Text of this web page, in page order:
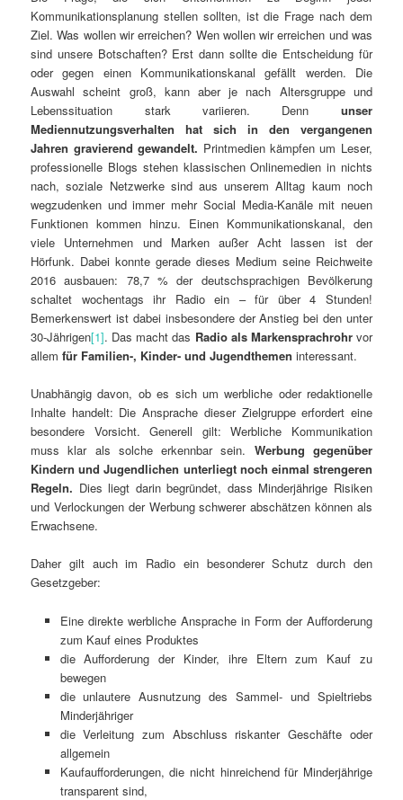
Kommunikationsplanung stellen sollten, ist die Frage nach dem
Ziel. Was wollen wir erreichen? Wen wollen wir erreichen und was
sind unsere Botschaften? Erst dann sollte die Entscheidung für
oder gegen einen Kommunikationskanal gefällt werden. Die
Auswahl scheint groß, kann aber je nach Altersgruppe und
Lebenssituation stark variieren. Denn unser
Mediennutzungsverhalten hat sich in den vergangenen
Jahren gravierend gewandelt. Printmedien kämpfen um Leser,
professionelle Blogs stehen klassischen Onlinemedien in nichts
nach, soziale Netzwerke sind aus unserem Alltag kaum noch
wegzudenken und immer mehr Social Media-Kanäle mit neuen
Funktionen kommen hinzu. Einen Kommunikationskanal, den
viele Unternehmen und Marken außer Acht lassen ist der
Hörfunk. Dabei konnte gerade dieses Medium seine Reichweite
2016 ausbauen: 78,7 % der deutschsprachigen Bevölkerung
schaltet wochentags ihr Radio ein – für über 4 Stunden!
Bemerkenswert ist dabei insbesondere der Anstieg bei den unter
30-Jährigen[1]. Das macht das Radio als Markensprachrohr vor
allem für Familien-, Kinder- und Jugendthemen interessant.
Unabhängig davon, ob es sich um werbliche oder redaktionelle
Inhalte handelt: Die Ansprache dieser Zielgruppe erfordert eine
besondere Vorsicht. Generell gilt: Werbliche Kommunikation
muss klar als solche erkennbar sein. Werbung gegenüber
Kindern und Jugendlichen unterliegt noch einmal strengeren
Regeln. Dies liegt darin begründet, dass Minderjährige Risiken
und Verlockungen der Werbung schwerer abschätzen können als
Erwachsene.
Daher gilt auch im Radio ein besonderer Schutz durch den
Gesetzgeber:
Eine direkte werbliche Ansprache in Form der Aufforderung
zum Kauf eines Produktes
die Aufforderung der Kinder, ihre Eltern zum Kauf zu
bewegen
die unlautere Ausnutzung des Sammel- und Spieltriebs
Minderjähriger
die Verleitung zum Abschluss riskanter Geschäfte oder
allgemein
Kaufaufforderungen, die nicht hinreichend für Minderjährige
transparent sind,